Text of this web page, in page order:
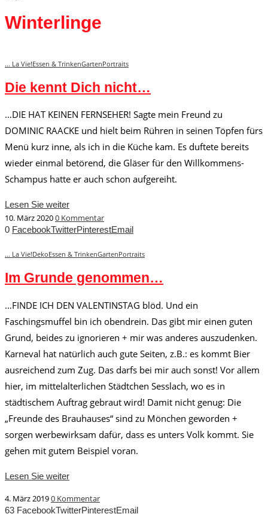
Winterlinge
... La Vie!Essen & TrinkenGartenPortraits
Die kennt Dich nicht…
…DIE HAT KEINEN FERNSEHER! Sagte mein Freund zu
DOMINIC RAACKE und hielt beim Rühren in seinen Töpfen fürs
Menü kurz inne, als ich in die Küche kam. Es duftete bereits
wieder einmal betörend, die Gläser für den Willkommens-
Schampus hatte er auch schon aufgereiht.
Lesen Sie weiter
10. März 20200 Kommentar
0 FacebookTwitterPinterestEmail
... La Vie!DekoEssen & TrinkenGartenPortraits
Im Grunde genommen…
…FINDE ICH DEN VALENTINSTAG blöd. Und ein
Faschingsmuffel bin ich obendrein. Das gibt mir einen guten
Grund, beides zu ignorieren + mir was anderes auszudenken.
Karneval hat natürlich auch gute Seiten, z.B.: es kommt Bier
ausreichend zum Zug. Das darfs bei mir auch sonst! Vor allem
hier, im mittelalterlichen Städtchen Sesslach, wo es in
städtischem Auftrag gebraut wird! Damit nicht genug: Die
„Freunde des Brauhauses“ sind zu Mönchen geworden +
sorgen werbewirksam dafür, dass es unters Volk kommt. Sie
gehen mit gutem Beispiel voran.
Lesen Sie weiter
4. März 20190 Kommentar
63 FacebookTwitterPinterestEmail